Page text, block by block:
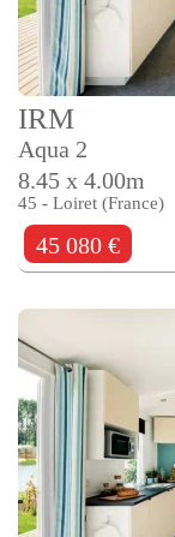
IRM
Aqua 2
8.45 x 4.00m
45 - Loiret (France)
45 080 €